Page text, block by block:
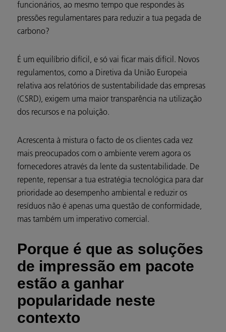
funcionários, ao mesmo tempo que respondes às
pressões regulamentares para reduzir a tua pegada de
carbono?
É um equilíbrio difícil, e só vai ficar mais difícil. Novos
regulamentos, como a Diretiva da União Europeia
relativa aos relatórios de sustentabilidade das empresas
(CSRD), exigem uma maior transparência na utilização
dos recursos e na poluição.
Acrescenta à mistura o facto de os clientes cada vez
mais preocupados com o ambiente verem agora os
fornecedores através da lente da sustentabilidade. De
repente, repensar a tua estratégia tecnológica para dar
prioridade ao desempenho ambiental e reduzir os
resíduos não é apenas uma questão de conformidade,
mas também um imperativo comercial.
Porque é que as soluções
de impressão em pacote
estão a ganhar
popularidade neste
contexto